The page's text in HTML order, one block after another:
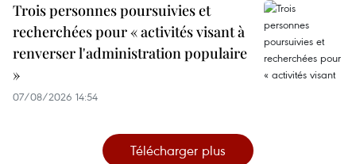
Trois personnes poursuivies et
recherchées pour « activités visant à
renverser l'administration populaire
»
07/08/2026 14:54
Télécharger plus